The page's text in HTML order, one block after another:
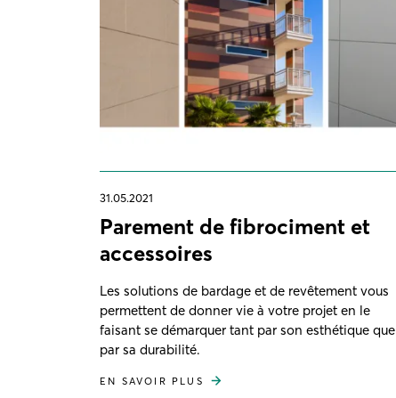
31.05.2021
Parement de fibrociment et
accessoires
Les solutions de bardage et de revêtement vous
permettent de donner vie à votre projet en le
faisant se démarquer tant par son esthétique que
par sa durabilité.
EN SAVOIR PLUS